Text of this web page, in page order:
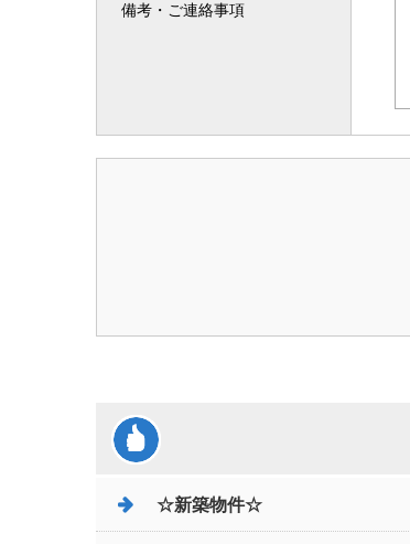
備考・ご連絡事項
☆新築物件☆